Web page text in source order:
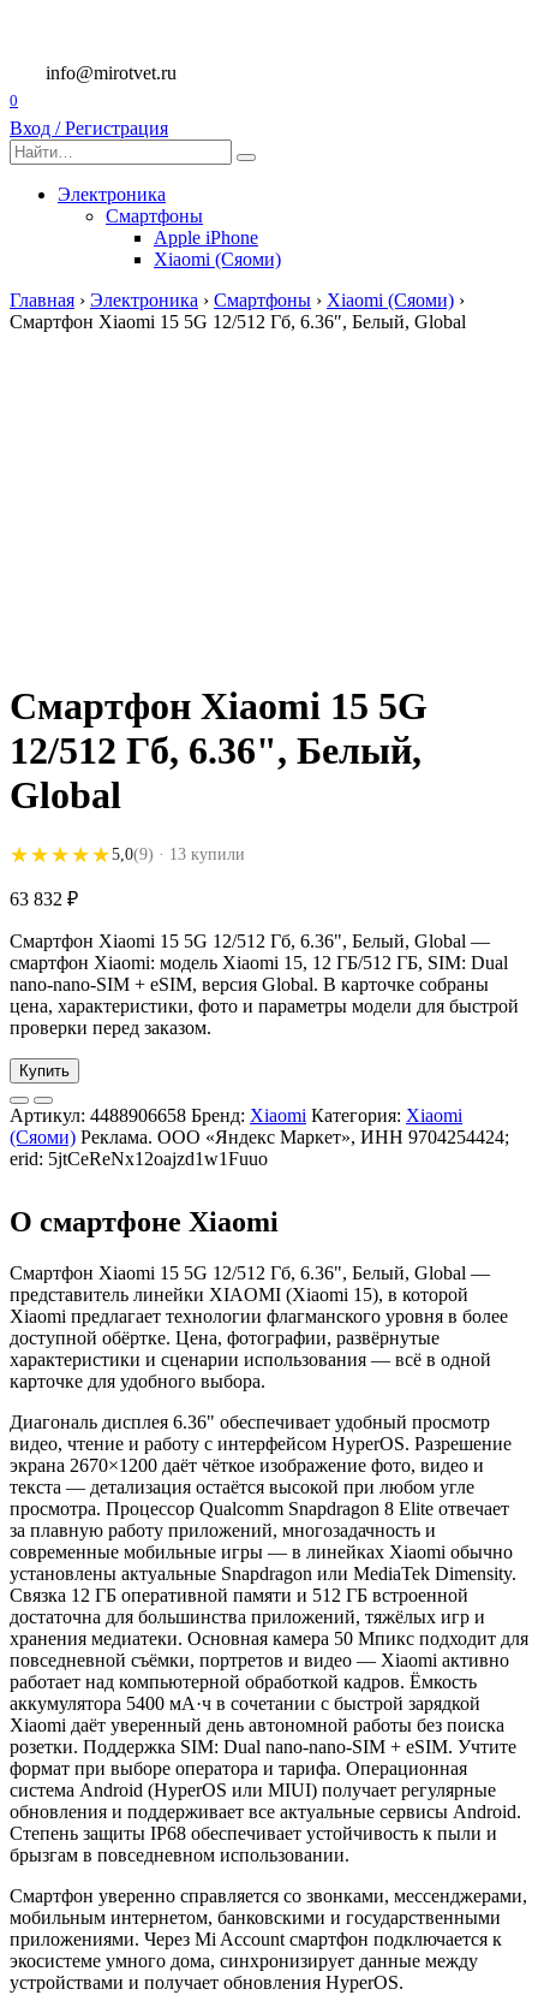
содержанию
info@mirotvet.ru
0
Вход / Регистрация
Search
for:
Электроника
Смартфоны
Apple iPhone
Xiaomi (Сяоми)
Главная › Электроника › Смартфоны › Xiaomi (Сяоми) ›
Смартфон Xiaomi 15 5G 12/512 Гб, 6.36″, Белый, Global
Смартфон Xiaomi 15 5G
12/512 Гб, 6.36", Белый,
Global
★★★★★
★★★★★5,0(9) · 13 купили
63 832 ₽
Смартфон Xiaomi 15 5G 12/512 Гб, 6.36", Белый, Global —
смартфон Xiaomi: модель Xiaomi 15, 12 ГБ/512 ГБ, SIM: Dual
nano-nano-SIM + eSIM, версия Global. В карточке собраны
цена, характеристики, фото и параметры модели для быстрой
проверки перед заказом.
Купить
Артикул: 4488906658 Бренд: Xiaomi Категория: Xiaomi
(Сяоми) Реклама. ООО «Яндекс Маркет», ИНН 9704254424;
erid: 5jtCeReNx12oajzd1w1Fuuo
О смартфоне Xiaomi
Смартфон Xiaomi 15 5G 12/512 Гб, 6.36", Белый, Global —
представитель линейки XIAOMI (Xiaomi 15), в которой
Xiaomi предлагает технологии флагманского уровня в более
доступной обёртке. Цена, фотографии, развёрнутые
характеристики и сценарии использования — всё в одной
карточке для удобного выбора.
Диагональ дисплея 6.36" обеспечивает удобный просмотр
видео, чтение и работу с интерфейсом HyperOS. Разрешение
экрана 2670×1200 даёт чёткое изображение фото, видео и
текста — детализация остаётся высокой при любом угле
просмотра. Процессор Qualcomm Snapdragon 8 Elite отвечает
за плавную работу приложений, многозадачность и
современные мобильные игры — в линейках Xiaomi обычно
установлены актуальные Snapdragon или MediaTek Dimensity.
Связка 12 ГБ оперативной памяти и 512 ГБ встроенной
достаточна для большинства приложений, тяжёлых игр и
хранения медиатеки. Основная камера 50 Мпикс подходит для
повседневной съёмки, портретов и видео — Xiaomi активно
работает над компьютерной обработкой кадров. Ёмкость
аккумулятора 5400 мА·ч в сочетании с быстрой зарядкой
Xiaomi даёт уверенный день автономной работы без поиска
розетки. Поддержка SIM: Dual nano-nano-SIM + eSIM. Учтите
формат при выборе оператора и тарифа. Операционная
система Android (HyperOS или MIUI) получает регулярные
обновления и поддерживает все актуальные сервисы Android.
Степень защиты IP68 обеспечивает устойчивость к пыли и
брызгам в повседневном использовании.
Смартфон уверенно справляется со звонками, мессенджерами,
мобильным интернетом, банковскими и государственными
приложениями. Через Mi Account смартфон подключается к
экосистеме умного дома, синхронизирует данные между
устройствами и получает обновления HyperOS.